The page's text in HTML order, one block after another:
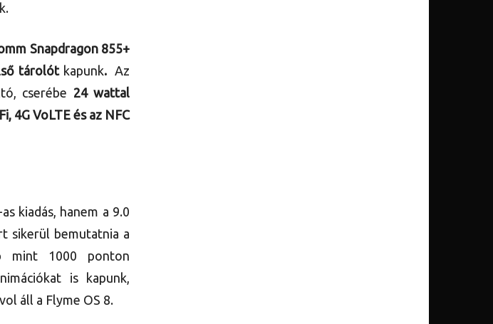
Snapdragon 855+
tárolót kapunk.Az
cserébe 24 wattal
4G VoLTE és az NFC
kiadás, hanem a 9.0
sikerül bemutatnia a
mint 1000 ponton
is kapunk,
áll a Flyme OS 8.